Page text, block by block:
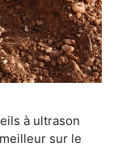
à ultrason
sur le